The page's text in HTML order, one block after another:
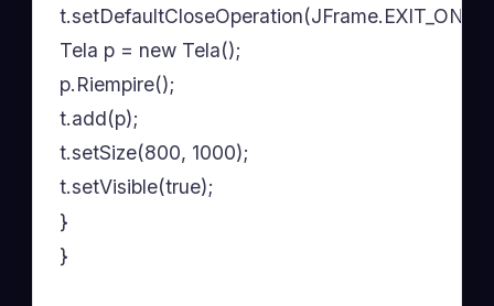
Tela p = new Tela();
p.Riempire();
t.add(p);
t.setSize(800, 1000);
t.setVisible(true);
}
}